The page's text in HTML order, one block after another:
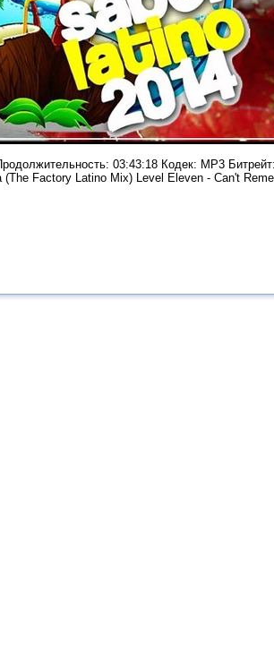
03:43:18 Кодек: MP3
Factory Latino Mix) Level Eleven - Can't